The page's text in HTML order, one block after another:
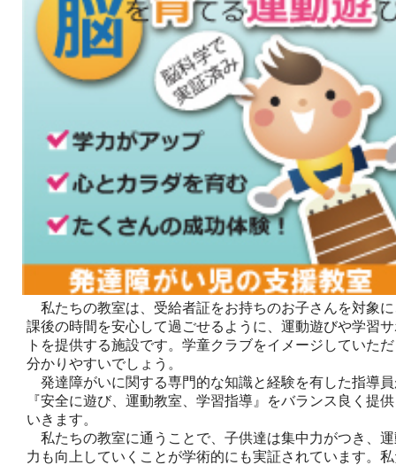
私たちの教室は、受給者証をお持ちのお子さんを対象
課後の時間を安心して過ごせるように、運動遊びや学習
トを提供する施設です。学童クラブをイメージしていた
分かりやすいでしょう。
発達障がいに関する専門的な知識と経験を有した指導
『安全に遊び、運動教室、学習指導』をバランス良く提
いきます。
私たちの教室に通うことで、子供達は集中力がつき、
力も向上していくことが学術的にも実証されています。